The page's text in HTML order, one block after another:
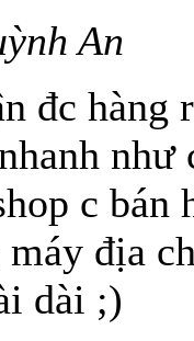
An
đc hàng
c bán
máy địa
dài ;)